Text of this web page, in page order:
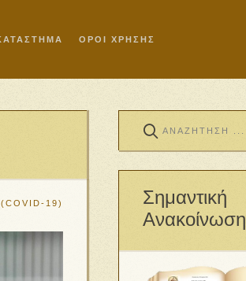
ΟΡΟΙ ΧΡΗΣΗΣ
19)
Σημαντική
Ανακοίνωση